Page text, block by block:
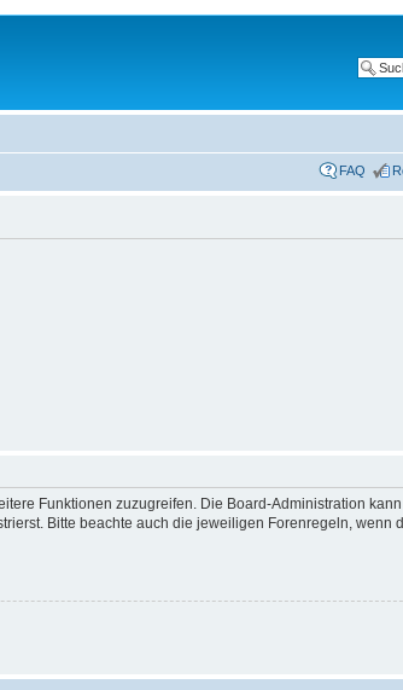
FAQ
Funktionen zuzugreifen. Die Board-Administration
Bitte beachte auch die jeweiligen Forenregeln, wenn